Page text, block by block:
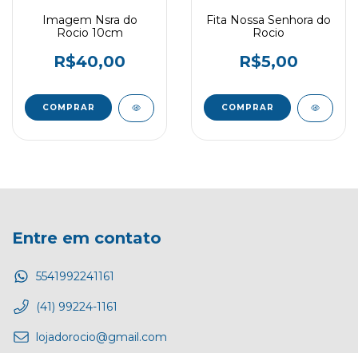
Imagem Nsra do
Rocio 10cm
R$40,00
Fita Nossa Senhora do
Rocio
R$5,00
Entre em contato
5541992241161
(41) 99224-1161
lojadorocio@gmail.com